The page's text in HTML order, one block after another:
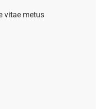
vitae metus